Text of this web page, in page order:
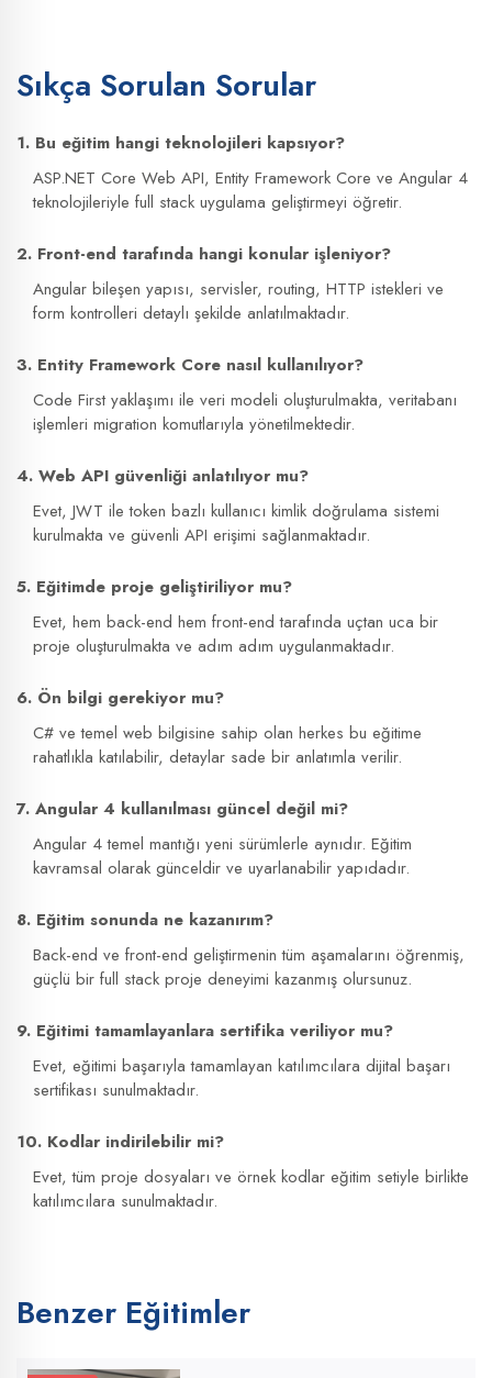
Sıkça Sorulan Sorular
1. Bu eğitim hangi teknolojileri kapsıyor?
ASP.NET Core Web API, Entity Framework Core ve Angular 4
teknolojileriyle full stack uygulama geliştirmeyi öğretir.
2. Front-end tarafında hangi konular işleniyor?
Angular bileşen yapısı, servisler, routing, HTTP istekleri ve
form kontrolleri detaylı şekilde anlatılmaktadır.
3. Entity Framework Core nasıl kullanılıyor?
Code First yaklaşımı ile veri modeli oluşturulmakta, veritabanı
işlemleri migration komutlarıyla yönetilmektedir.
4. Web API güvenliği anlatılıyor mu?
Evet, JWT ile token bazlı kullanıcı kimlik doğrulama sistemi
kurulmakta ve güvenli API erişimi sağlanmaktadır.
5. Eğitimde proje geliştiriliyor mu?
Evet, hem back-end hem front-end tarafında uçtan uca bir
proje oluşturulmakta ve adım adım uygulanmaktadır.
6. Ön bilgi gerekiyor mu?
C# ve temel web bilgisine sahip olan herkes bu eğitime
rahatlıkla katılabilir, detaylar sade bir anlatımla verilir.
7. Angular 4 kullanılması güncel değil mi?
Angular 4 temel mantığı yeni sürümlerle aynıdır. Eğitim
kavramsal olarak günceldir ve uyarlanabilir yapıdadır.
8. Eğitim sonunda ne kazanırım?
Back-end ve front-end geliştirmenin tüm aşamalarını öğrenmiş,
güçlü bir full stack proje deneyimi kazanmış olursunuz.
9. Eğitimi tamamlayanlara sertifika veriliyor mu?
Evet, eğitimi başarıyla tamamlayan katılımcılara dijital başarı
sertifikası sunulmaktadır.
10. Kodlar indirilebilir mi?
Evet, tüm proje dosyaları ve örnek kodlar eğitim setiyle birlikte
katılımcılara sunulmaktadır.
Benzer Eğitimler